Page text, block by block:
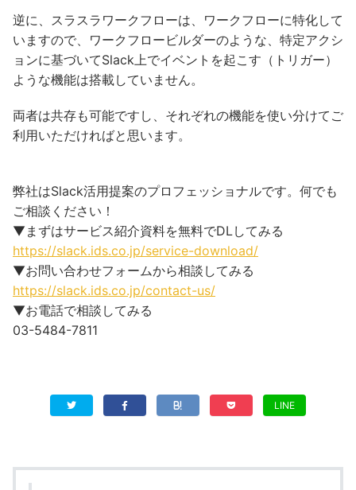
逆に、スラスラワークフローは、ワークフローに特化して
いますので、ワークフロービルダーのような、特定アクシ
ョンに基づいてSlack上でイベントを起こす（トリガー）
ような機能は搭載していません。
両者は共存も可能ですし、それぞれの機能を使い分けてご
利用いただければと思います。
弊社はSlack活用提案のプロフェッショナルです。何でも
ご相談ください！
▼まずはサービス紹介資料を無料でDLしてみる
https://slack.ids.co.jp/service-download/
▼お問い合わせフォームから相談してみる
https://slack.ids.co.jp/contact-us/
▼お電話で相談してみる
03-5484-7811
LINE